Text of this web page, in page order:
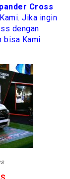
Cross
Jika ingin
dengan
bisa Kami